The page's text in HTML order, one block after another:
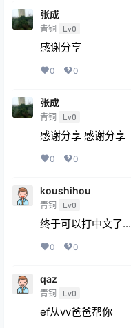
张成
青铜 Lv0
感谢分享
0 0
张成
青铜 Lv0
感谢分享 感谢分享
0 0
koushihou
青铜 Lv0
终于可以打中文了...
0 0
qaz
青铜 Lv0
ef从vv爸爸帮你